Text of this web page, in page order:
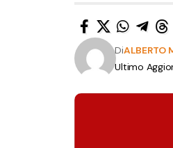
Ultimo
DiALBERTO